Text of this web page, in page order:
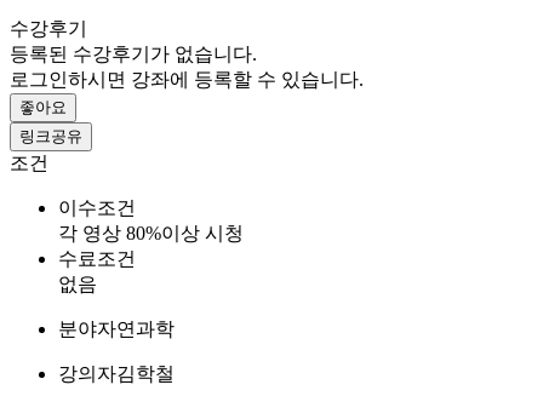
수강후기
등록된 수강후기가 없습니다.
로그인하시면 강좌에 등록할 수 있습니다.
좋아요
링크공유
조건
이수조건
각 영상 80%이상 시청
수료조건
없음
분야자연과학
강의자김학철